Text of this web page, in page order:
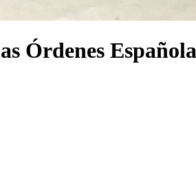
Órdenes